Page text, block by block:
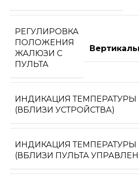
РЕГУЛИРОВКА
ПОЛОЖЕНИЯ
ЖАЛЮЗИ С
ПУЛЬТА
ИНДИКАЦИЯ ТЕМПЕРАТУРЫ
(ВБЛИЗИ УСТРОЙСТВА)
ИНДИКАЦИЯ ТЕМПЕРАТУРЫ
(ВБЛИЗИ ПУЛЬТА